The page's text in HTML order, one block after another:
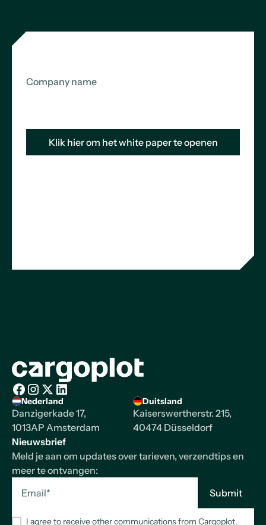
Company name
Homepage
Facebook
Instagram
X/Twitter
LinkedIn
Nederland
Danzigerkade 17,
1013AP Amsterdam
Duitsland
Kaiserswertherstr. 215,
40474 Düsseldorf
Nieuwsbrief
Meld je aan om updates over tarieven, verzendtips en
meer te ontvangen:
I agree to receive other communications from Cargoplot.